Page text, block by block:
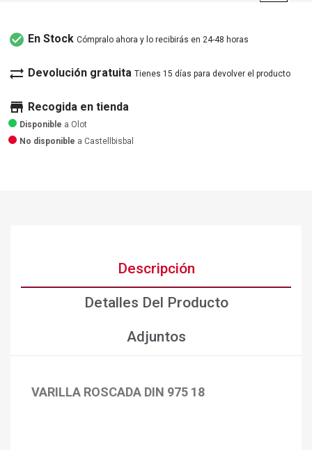
check_circle En Stock Cómpralo ahora y lo recibirás en 24-48 horas
sync_alt Devolución gratuita Tienes 15 días para devolver el producto
store Recogida en tienda
Disponible a Olot
No disponible a Castellbisbal
Descripción
Detalles Del Producto
Adjuntos
VARILLA ROSCADA DIN 975 18